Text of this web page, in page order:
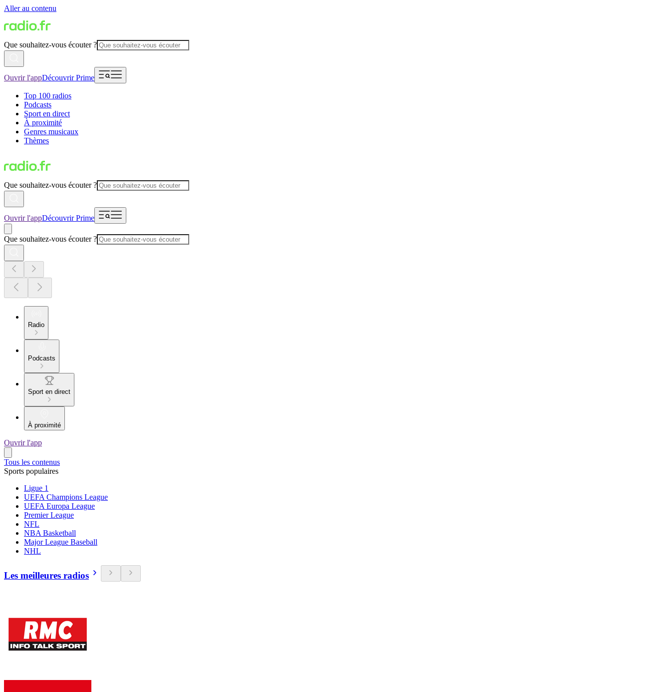
Aller au contenu
Que souhaitez-vous écouter ?
Ouvrir l'appDécouvrir Prime
Top 100 radios
Podcasts
Sport en direct
À proximité
Genres musicaux
Thèmes
Que souhaitez-vous écouter ?
Ouvrir l'appDécouvrir Prime
Que souhaitez-vous écouter ?
Radio
Podcasts
Sport en direct
À proximité
Ouvrir l'app
Tous les contenus
Sports populaires
Ligue 1
UEFA Champions League
UEFA Europa League
Premier League
NFL
NBA Basketball
Major League Baseball
NHL
Les meilleures radios